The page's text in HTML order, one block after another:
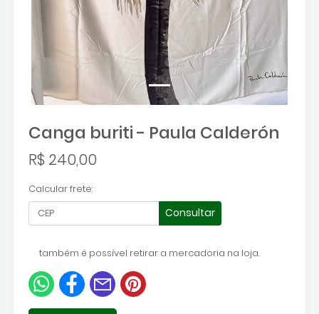
Canga buriti - Paula Calderón
R$ 240,00
Calcular frete:
Consultar
também é possível retirar a mercadoria na loja.